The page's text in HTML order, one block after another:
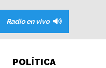
Radio en vivo
POLÍTICA